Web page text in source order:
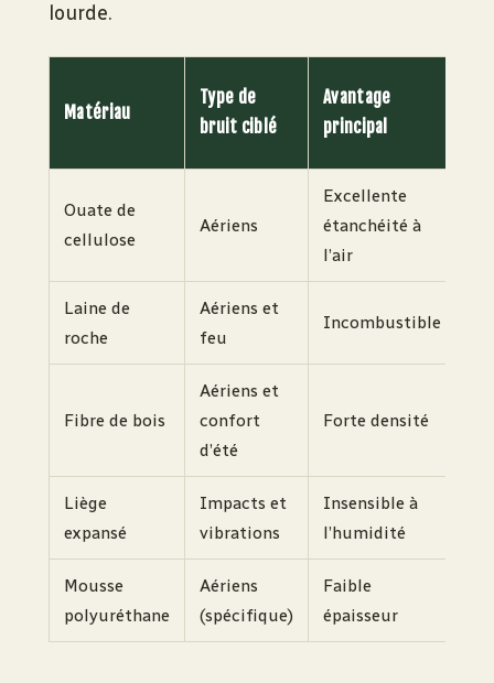
lourde.
Matériau
Type de
bruit ciblé
Avantage
principal
Ouate de
cellulose
Aériens
Excellente
étanchéité à
l’air
Laine de
roche
Aériens et
feu
Incombustible
Fibre de bois
Aériens et
confort
d’été
Forte densité
Liège
expansé
Impacts et
vibrations
Insensible à
l’humidité
Mousse
polyuréthane
Aériens
(spécifique)
Faible
épaisseur